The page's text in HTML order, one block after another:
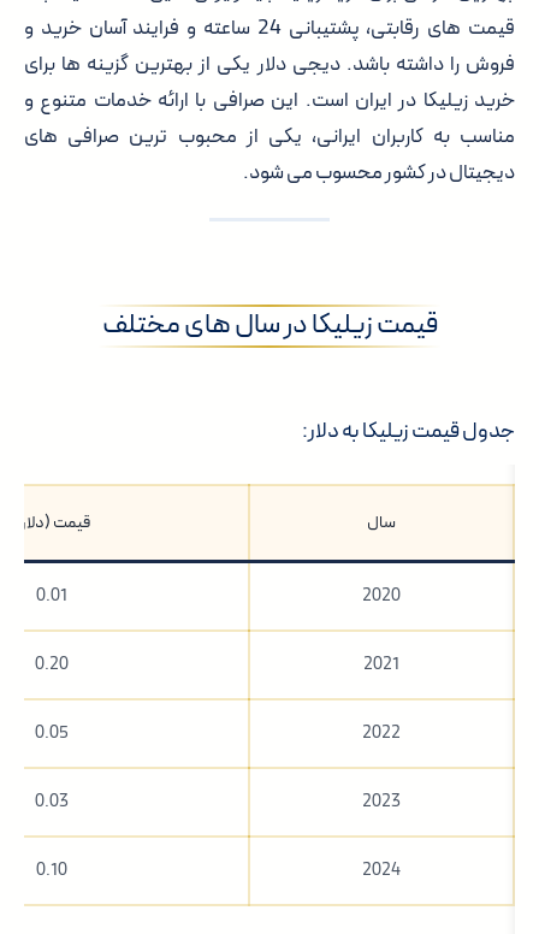
قیمت های رقابتی، پشتیبانی 24 ساعته و فرایند آسان خرید و
فروش را داشته باشد. دیجی دلار یکی از بهترین گزینه ها برای
خرید زیلیکا در ایران است. این صرافی با ارائه خدمات متنوع و
مناسب به کاربران ایرانی، یکی از محبوب ترین صرافی های
دیجیتال در کشور محسوب می شود.
قیمت زیلیکا در سال های مختلف
جدول قیمت زیلیکا به دلار:
سال قیمت (دلار)
2020
0.01
2021
0.20
2022
0.05
2023
0.03
2024
0.10